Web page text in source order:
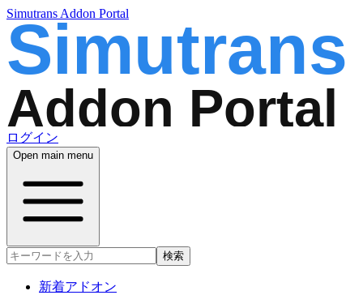
Simutrans Addon Portal
ログイン
Open main menu
検索
新着アドオン